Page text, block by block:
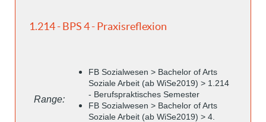
1.214 - BPS 4 - Praxisreflexion
Range:
FB Sozialwesen > Bachelor of Arts
Soziale Arbeit (ab WiSe2019) > 1.214
- Berufspraktisches Semester
FB Sozialwesen > Bachelor of Arts
Soziale Arbeit (ab WiSe2019) > 4.